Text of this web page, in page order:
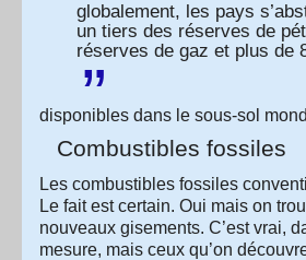
globalement, les pays
un tiers des réserves de
réserves de gaz et plus de
disponibles dans le sous-sol
Combustibles fossiles
Les combustibles fossiles
Le fait est certain. Oui mais on
nouveaux gisements. C’est vrai,
mesure, mais ceux qu’on